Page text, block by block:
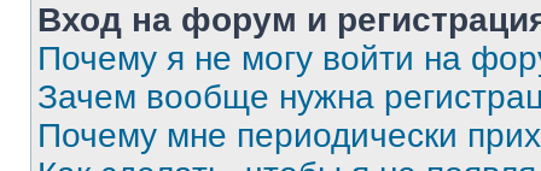
Вход на форум и
Почему я не могу войти на
Зачем вообще нужна
Почему мне периодически